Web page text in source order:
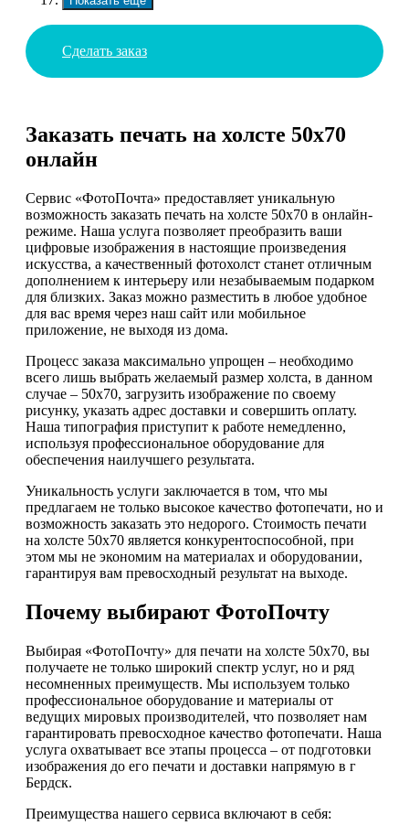
Сделать заказ
Заказать печать на холсте 50х70
онлайн
Сервис «ФотоПочта» предоставляет уникальную
возможность заказать печать на холсте 50х70 в онлайн-
режиме. Наша услуга позволяет преобразить ваши
цифровые изображения в настоящие произведения
искусства, а качественный фотохолст станет отличным
дополнением к интерьеру или незабываемым подарком
для близких. Заказ можно разместить в любое удобное
для вас время через наш сайт или мобильное
приложение, не выходя из дома.
Процесс заказа максимально упрощен – необходимо
всего лишь выбрать желаемый размер холста, в данном
случае – 50х70, загрузить изображение по своему
рисунку, указать адрес доставки и совершить оплату.
Наша типография приступит к работе немедленно,
используя профессиональное оборудование для
обеспечения наилучшего результата.
Уникальность услуги заключается в том, что мы
предлагаем не только высокое качество фотопечати, но и
возможность заказать это недорого. Стоимость печати
на холсте 50х70 является конкурентоспособной, при
этом мы не экономим на материалах и оборудовании,
гарантируя вам превосходный результат на выходе.
Почему выбирают ФотоПочту
Выбирая «ФотоПочту» для печати на холсте 50х70, вы
получаете не только широкий спектр услуг, но и ряд
несомненных преимуществ. Мы используем только
профессиональное оборудование и материалы от
ведущих мировых производителей, что позволяет нам
гарантировать превосходное качество фотопечати. Наша
услуга охватывает все этапы процесса – от подготовки
изображения до его печати и доставки напрямую в г
Бердск.
Преимущества нашего сервиса включают в себя: